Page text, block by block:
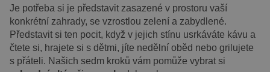
Je potřeba si je představit zasazené v prostoru vaší
konkrétní zahrady, se vzrostlou zelení a zabydlené.
Představit si ten pocit, když v jejich stínu usrkáváte kávu a
čtete si, hrajete si s dětmi, jíte nedělní oběd nebo grilujete
s přáteli. Našich sedm kroků vám pomůže vybrat si